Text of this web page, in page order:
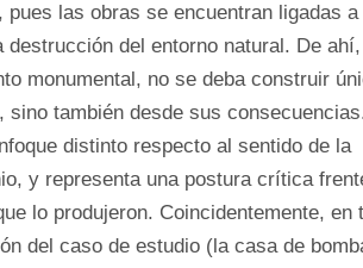
las obras se encuentran ligadas a
destrucción del entorno natural. De
monumental, no se deba construir
sino también desde sus
distinto respecto al sentido de la
y representa una postura crítica
lo produjeron. Coincidentemente, en
del caso de estudio (la casa de